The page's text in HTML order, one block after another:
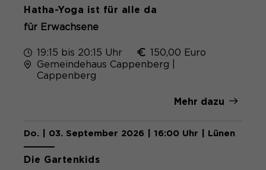
Hatha-Yoga ist für alle da
für Erwachsene
19:15 bis 20:15 Uhr
150,00 Euro
Gemeindehaus Cappenberg |
Cappenberg
Mehr dazu
Kostenlos
Do. | 03. September 2026 | 16:00 Uhr | Lünen
Die Gartenkids